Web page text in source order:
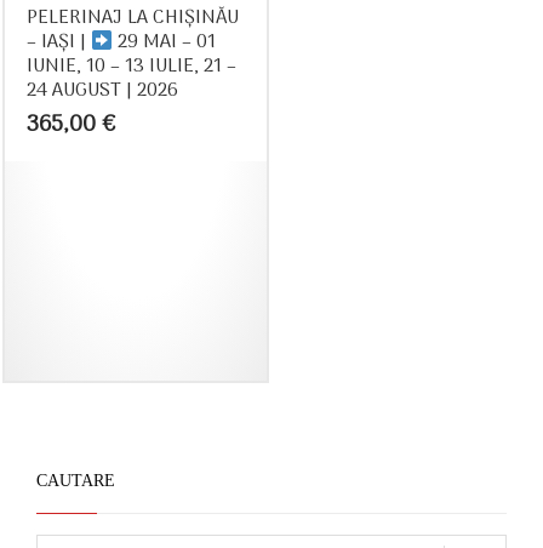
PELERINAJ LA CHIȘINĂU
– IAȘI | 29 MAI – 01
IUNIE, 10 – 13 IULIE, 21 –
24 AUGUST | 2026
365,00€
CAUTARE